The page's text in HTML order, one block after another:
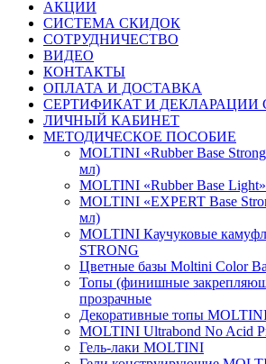
АКЦИИ
СИСТЕМА СКИДОК
СОТРУДНИЧЕСТВО
ВИДЕО
КОНТАКТЫ
ОПЛАТА И ДОСТАВКА
СЕРТИФИКАТ И ДЕКЛАРАЦИИ
ЛИЧНЫЙ КАБИНЕТ
МЕТОДИЧЕСКОЕ ПОСОБИЕ
MOLTINI «Rubber Base
мл)
MOLTINI «Rubber Base
MOLTINI «EXPERT Base
мл)
MOLTINI Каучуковые
STRONG
Цветные базы Moltini Color
Топы (финишные
прозрачные
Декоративные топы
MOLTINI Ultrabond No Acid
Гель-лаки MOLTINI